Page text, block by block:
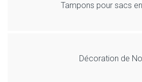
Tampons pour sacs
Décoration de